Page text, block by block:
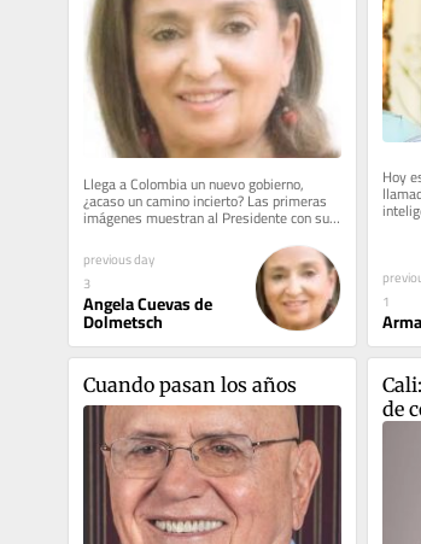
Llega a Colombia un nuevo gobierno,
¿acaso un camino incierto? Las primeras
imágenes muestran al Presidente con sus
ministros y ministras...
previous day
3
Angela Cuevas de
Dolmetsch
Hoy
1
Cuando pasan los años
de